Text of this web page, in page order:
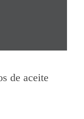
de aceite